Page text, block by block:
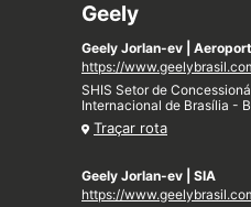
Geely
Geely Jorlan-ev |
https://
SHIS Setor de
Internacional de Brasília -
Traçar rota
Geely Jorlan-ev | SIA
https://